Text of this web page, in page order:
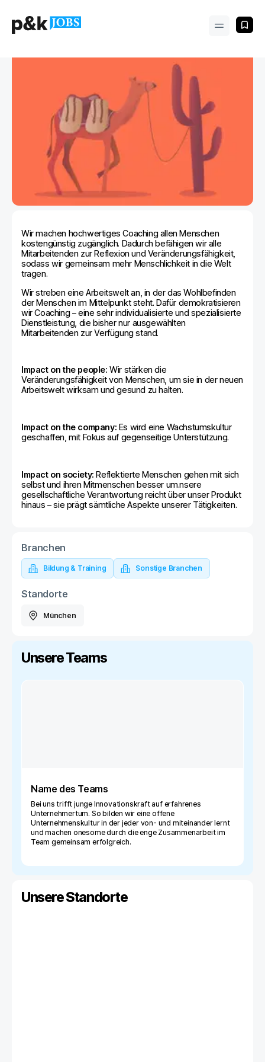
Wir machen hochwertiges Coaching allen Menschen
kostengünstig zugänglich. Dadurch befähigen wir alle
Mitarbeitenden zur Reflexion und Veränderungsfähigkeit,
sodass wir gemeinsam mehr Menschlichkeit in die Welt
tragen.
Wir streben eine Arbeitswelt an, in der das Wohlbefinden
der Menschen im Mittelpunkt steht. Dafür demokratisieren
wir Coaching – eine sehr individualisierte und spezialisierte
Dienstleistung, die bisher nur ausgewählten
Mitarbeitenden zur Verfügung stand.
Impact on the people: Wir stärken die
Veränderungsfähigkeit von Menschen, um sie in der neuen
Arbeitswelt wirksam und gesund zu halten.
Impact on the company: Es wird eine Wachstumskultur
geschaffen, mit Fokus auf gegenseitige Unterstützung.
Impact on society: Reflektierte Menschen gehen mit sich
selbst und ihren Mitmenschen besser um.nsere
gesellschaftliche Verantwortung reicht über unser Produkt
hinaus – sie prägt sämtliche Aspekte unserer Tätigkeiten.
Branchen
Bildung & Training Sonstige Branchen
Standorte
München
Unsere Teams
Name des Teams
Bei uns trifft junge Innovationskraft auf erfahrenes
Unternehmertum. So bilden wir eine offene
Unternehmenskultur in der jeder von- und miteinander lernt
und machen onesome durch die enge Zusammenarbeit im
Team gemeinsam erfolgreich.
Unsere Standorte